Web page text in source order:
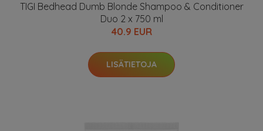
TIGI Bedhead Dumb Blonde Shampoo & Conditioner
Duo 2 x 750 ml
40.9 EUR
LISÄTIETOJA